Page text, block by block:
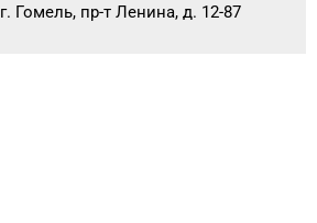
г. Гомель, пр-т Ленина, д. 12-87